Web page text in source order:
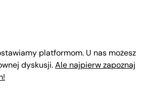
platformom. U nas możesz
dyskusji.Ale najpierw zapoznaj